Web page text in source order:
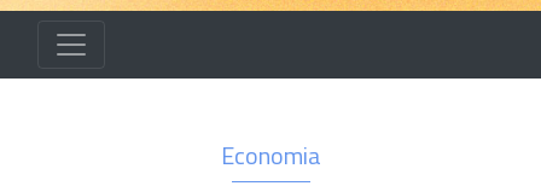
Economia